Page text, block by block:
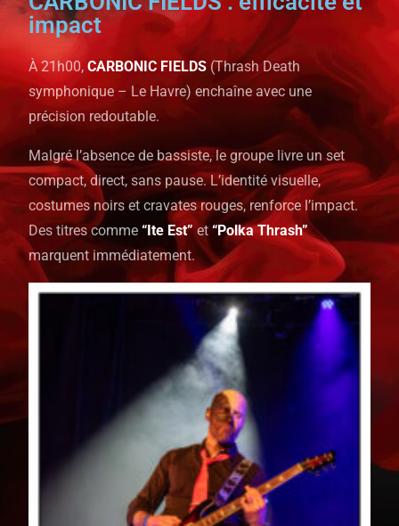
impact
À 21h00,CARBONIC FIELDS(Thrash Death
symphonique – Le Havre) enchaîne avec une
précision redoutable.
Malgré l’absence de bassiste, le groupe livre un set
compact, direct, sans pause. L’identité visuelle,
costumes noirs et cravates rouges, renforce l’impact.
Des titres comme“Ite Est”et“Polka Thrash”
marquent immédiatement.